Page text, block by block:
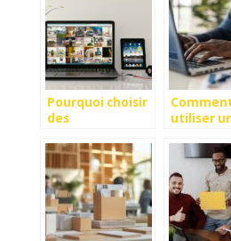
Pourquoi choisir
des
informatiques
loues pour votre
entreprise ?
utiliser
gratuit
mieux
votre